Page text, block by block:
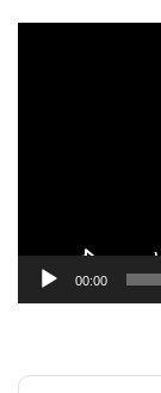
00:00